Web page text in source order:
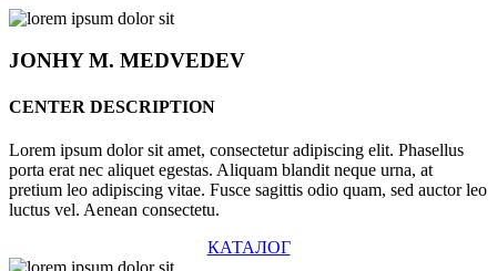
JONHYM. MEDVEDEV
CENTER DESCRIPTION
Lorem ipsum dolor sit amet, consectetur adipiscing elit. Phasellus
porta erat nec aliquet egestas. Aliquam blandit neque urna, at
pretium leo adipiscing vitae. Fusce sagittis odio quam, sed auctor leo
luctus vel. Aenean consectetu.
КАТАЛОГ